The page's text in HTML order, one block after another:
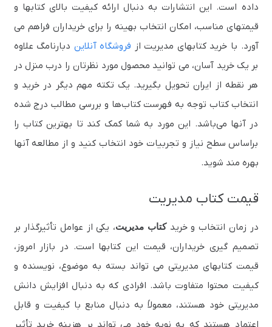
داده است. این انتشارات به دنبال ارائه کیفیت بالای کتابها و
قیمتهای مناسب، امکان انتخاب بهینه را برای خریداران فراهم می‌
آورد. با خرید کتابهای مدیریت از فروشگاه آنلاین دبارنامگ علاوه
بر یک خرید آسان، می توانید محصول مورد نظرتان را درب منزل در
هر نقطه از ایران تحویل بگیرید. یک تکته مهم دیگر در خرید و
انتخاب کتاب توجه به فهرست کتاب‌ها و بررسی مطالب درج شده
در آنها می‌باشد. این مورد به شما کمک کند تا بهترین کتاب را
براساس سطح نیاز و تجربیات خود انتخاب کنید و از مطالعه آنها
بهره‌ مند شوید.
قیمت کتاب‌ مدیریت
در زمان انتخاب و خریدکتاب‌ مدیریت، یکی از عوامل تأثیرگذار بر
تصمیم‌ گیری خریداران، قیمت این کتابها است. در بازار امروز،
قیمت کتابهای مدیریتی می‌ تواند بسته به موضوع، نویسنده و
کیفیت محتوا متفاوت باشد. افرادی که به دنبال افزایش دانش
مدیریتی خود هستند، معمولاً به دنبال منابع با کیفیت و قابل
اعتماد هستند که به نوبه خود می‌ تواند بر هزینه خرید تأثیر